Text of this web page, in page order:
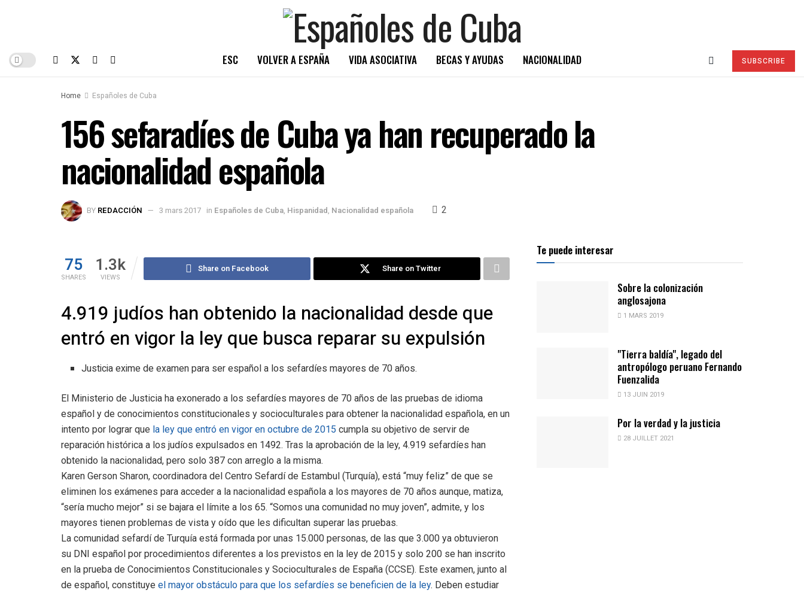
ESC VOLVER A ESPAÑA VIDA ASOCIATIVA BECAS Y AYUDAS NACIONALIDAD SUBSCRIBE
Home Españoles de Cuba
156 sefaradíes de Cuba ya han recuperado la
nacionalidad española
BY REDACCIÓN 3 mars 2017 in Españoles de Cuba, Hispanidad, Nacionalidad española 2
75
SHARES
1.3k
VIEWS
Share on Facebook Share on Twitter
4.919 judíos han obtenido la nacionalidad desde que
entró en vigor la ley que busca reparar su expulsión
Justicia exime de examen para ser español a los sefardíes mayores de 70 años.
El Ministerio de Justicia ha exonerado a los sefardíes mayores de 70 años de las pruebas de idioma
español y de conocimientos constitucionales y socioculturales para obtener la nacionalidad española, en un
intento por lograr que la ley que entró en vigor en octubre de 2015 cumpla su objetivo de servir de
reparación histórica a los judíos expulsados en 1492. Tras la aprobación de la ley, 4.919 sefardíes han
obtenido la nacionalidad, pero solo 387 con arreglo a la misma.
Karen Gerson Sharon, coordinadora del Centro Sefardí de Estambul (Turquía), está “muy feliz” de que se
eliminen los exámenes para acceder a la nacionalidad española a los mayores de 70 años aunque, matiza,
“sería mucho mejor” si se bajara el límite a los 65. “Somos una comunidad no muy joven”, admite, y los
mayores tienen problemas de vista y oído que les dificultan superar las pruebas.
La comunidad sefardí de Turquía está formada por unas 15.000 personas, de las que 3.000 ya obtuvieron
su DNI español por procedimientos diferentes a los previstos en la ley de 2015 y solo 200 se han inscrito
en la prueba de Conocimientos Constitucionales y Socioculturales de España (CCSE). Este examen, junto al
de español, constituye el mayor obstáculo para que los sefardíes se beneficien de la ley. Deben estudiar
Te puede interesar
Sobre la colonización
anglosajona
1 MARS 2019
"Tierra baldía", legado del
antropólogo peruano Fernando
Fuenzalida
13 JUIN 2019
Por la verdad y la justicia
28 JUILLET 2021